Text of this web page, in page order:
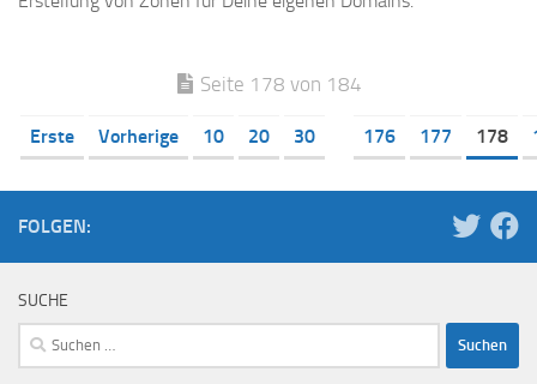
Seite 178 von 184
Erste Vorherige 10 20 30 176 177 178
FOLGEN:
SUCHE
Suchen
nach: